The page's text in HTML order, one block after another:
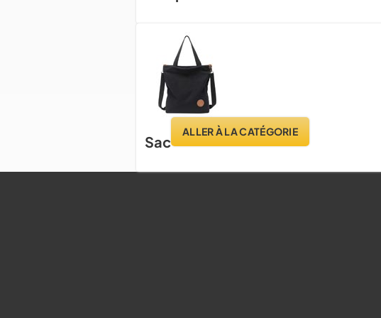
Sac
ALLER À LA CATÉGORIE